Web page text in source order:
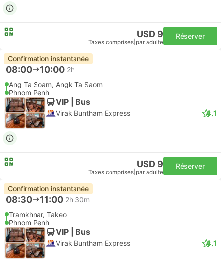
USD 9
Taxes comprises par adulte
Réserver
Confirmation instantanée
08:00 10:00 2h
Ang Ta Soam, Angk Ta Saom
Phnom Penh
VIP | Bus
Virak Buntham Express 4.1
USD 9
Taxes comprises par adulte
Réserver
Confirmation instantanée
08:30 11:00 2h 30m
Tramkhnar, Takeo
Phnom Penh
VIP | Bus
Virak Buntham Express 4.1